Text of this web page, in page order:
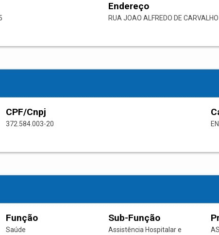
Endereço
RUA JOAO ALFREDO DE
CPF/Cnpj
372.584.003-20
Função
Saúde
Sub-Função
Assistência Hospitalar e